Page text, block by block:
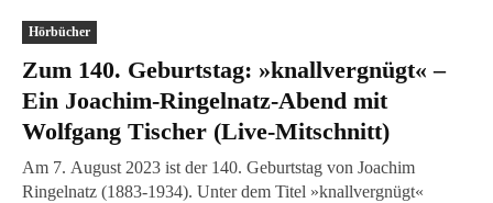
Hörbücher
Zum 140. Geburtstag: »knallvergnügt« –
Ein Joachim-Ringelnatz-Abend mit
Wolfgang Tischer (Live-Mitschnitt)
Am 7. August 2023 ist der 140. Geburtstag von Joachim
Ringelnatz (1883-1934). Unter dem Titel »knallvergnügt«